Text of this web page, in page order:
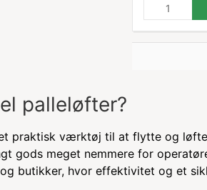
palleløfter?
praktisk værktøj til at flytte og
gods meget nemmere for
butikker, hvor effektivitet og et